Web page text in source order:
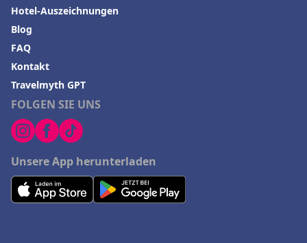
FOLGEN SIE UNS
Unsere App herunterladen
Hotel-Auszeichnungen
Blog
FAQ
Kontakt
Travelmyth GPT